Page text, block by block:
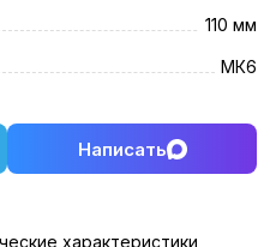
110 мм
МК6
Написать
характеристики